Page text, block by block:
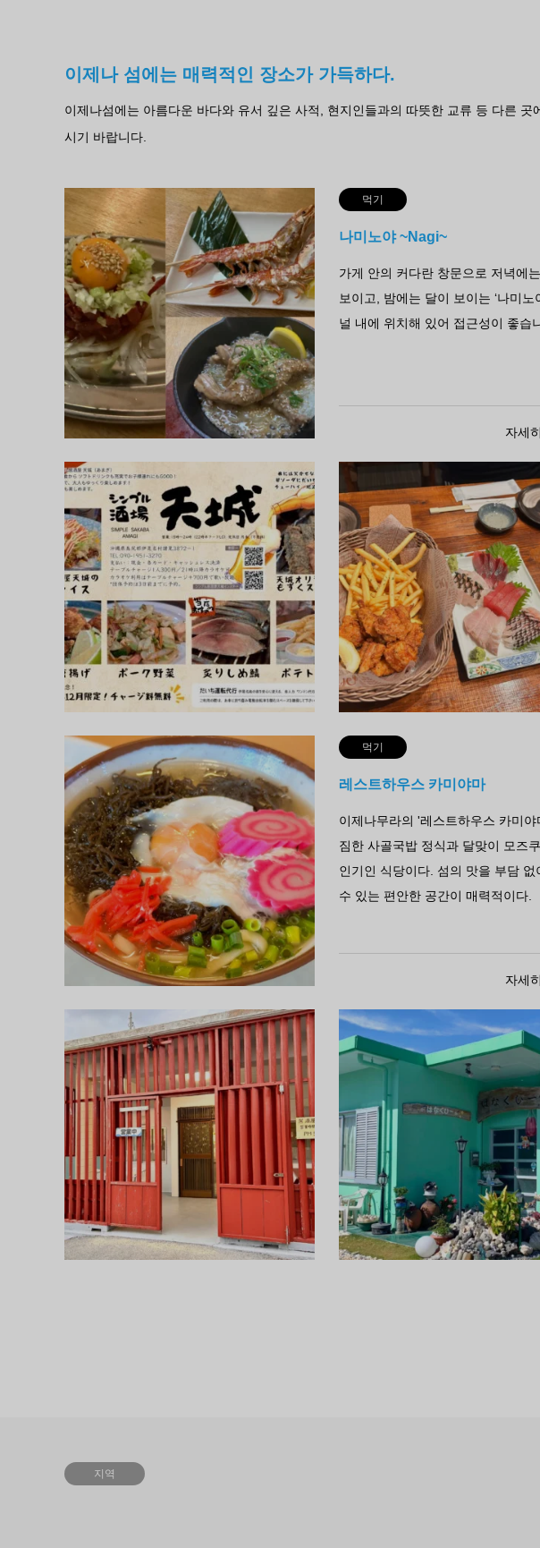
이제나 섬에는 매력적인 장소가 가득하다.
이제나섬에는 아름다운 바다와 유서 깊은 사적, 현지인들과의 따뜻한 교류 등 다른
시기 바랍니다.
먹기
나미노야 ~Nagi~
가게 안의 커다란 창문으로 저녁에
보이고, 밤에는 달이 보이는 ‘나미노
널 내에 위치해 있어 접근성이 좋습
자세
심플주점 텐조
이제부터 이제나 마을의 밤은 시작이
술집 텐조'. 현지 식재료를 사용한
뜻한 분위기, 가라오케도 즐길 수 있
자세
먹기
레스트하우스 카미야마
이제나무라의 '레스트하우스 카미야
짐한 사골국밥 정식과 달맞이 모즈
인기인 식당이다. 섬의 맛을 부담 없
수 있는 편안한 공간이 매력적이다.
자세
먹기
이자카야 사자바
'이자카야 사자바'는 수제 만두가 자
카야로 17시~22시 영업, 일요일과
휴무. 나카타항에서 차로 10분 거리
이 좋아 맛있는 시간을 보낼 수 있다!
자세
지역